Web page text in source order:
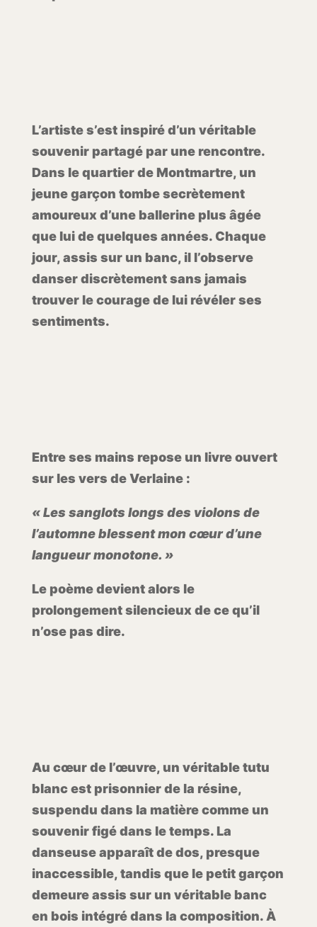
L’artiste s’est inspiré d’un véritable
souvenir partagé par une rencontre.
Dans le quartier de Montmartre, un
jeune garçon tombe secrètement
amoureux d’une ballerine plus âgée
que lui de quelques années. Chaque
jour, assis sur un banc, il l’observe
danser discrètement sans jamais
trouver le courage de lui révéler ses
sentiments.
Entre ses mains repose un livre ouvert
sur les vers de Verlaine :
« Les sanglots longs des violons de
l’automne blessent mon cœur d’une
langueur monotone. »
Le poème devient alors le
prolongement silencieux de ce qu’il
n’ose pas dire.
Au cœur de l’œuvre, un véritable tutu
blanc est prisonnier de la résine,
suspendu dans la matière comme un
souvenir figé dans le temps. La
danseuse apparaît de dos, presque
inaccessible, tandis que le petit garçon
demeure assis sur un véritable banc
en bois intégré dans la composition. À